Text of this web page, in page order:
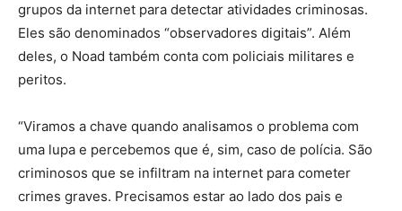
grupos da internet para detectar atividades criminosas.
Eles são denominados “observadores digitais”. Além
deles, o Noad também conta com policiais militares e
peritos.
“Viramos a chave quando analisamos o problema com
uma lupa e percebemos que é, sim, caso de polícia. São
criminosos que se infiltram na internet para cometer
crimes graves. Precisamos estar ao lado dos pais e